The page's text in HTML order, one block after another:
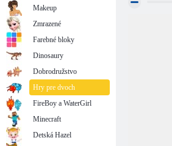
Makeup
Zmrazené
Farebné bloky
Dinosaury
Dobrodružstvo
Hry pre dvoch
FireBoy a WaterGirl
Minecraft
Detská Hazel